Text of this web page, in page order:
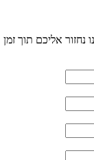
נחזור אליכם תוך